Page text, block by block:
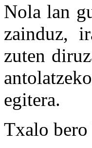
Nola lan
zainduz,
zuten
egitera.
Txalo